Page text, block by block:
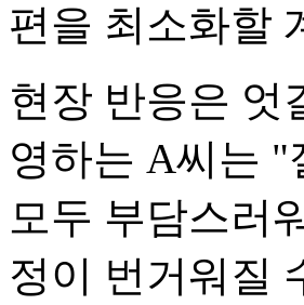
편을 최소화할
현장 반응은 엇
영하는 A씨는 "
모두 부담스러
정이 번거워질